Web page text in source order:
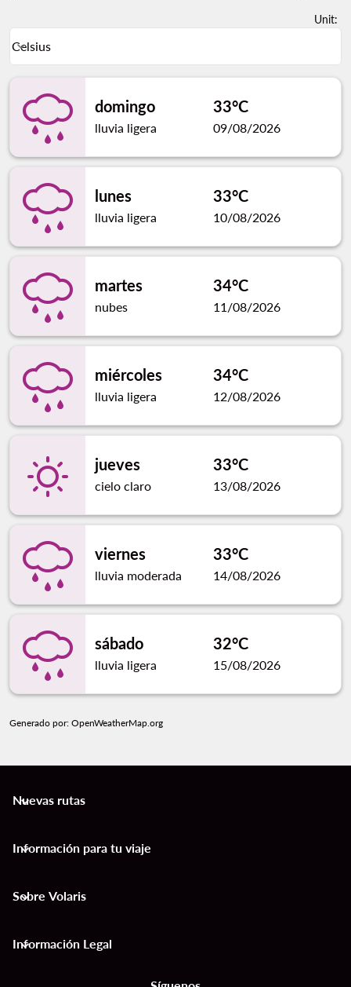
Unit:
Celsius
keyboard_arrow_down
domingo
lluvia ligera
33°C
09/08/2026
lunes
lluvia ligera
33°C
10/08/2026
martes
nubes
34°C
11/08/2026
miércoles
lluvia ligera
34°C
12/08/2026
jueves
cielo claro
33°C
13/08/2026
viernes
lluvia moderada
33°C
14/08/2026
sábado
lluvia ligera
32°C
15/08/2026
Generado por: OpenWeatherMap.org
Nuevas rutas
keyboard_arrow_down
Información para tu viaje
keyboard_arrow_down
Sobre Volaris
keyboard_arrow_down
Información Legal
keyboard_arrow_down